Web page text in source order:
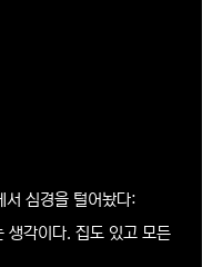
서 심경을 털어놨다:
생각이다. 집도 있고 모든